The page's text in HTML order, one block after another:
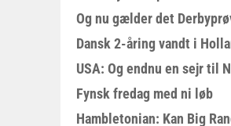
Og nu gælder det
Dansk 2-åring vandt i
USA: Og endnu en sejr til
Fynsk fredag med ni løb
Hambletonian: Kan Big